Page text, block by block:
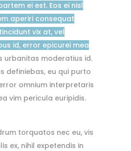
ei est. Eos ei nisl
aperiri consequat
vix at, vel
id, error epicurei mea
urbanitas moderatius id.
definiebas, eu qui purto
omnium interpretaris
vim pericula euripidis.
torquatos nec eu, vis
ex, nihil expetendis in